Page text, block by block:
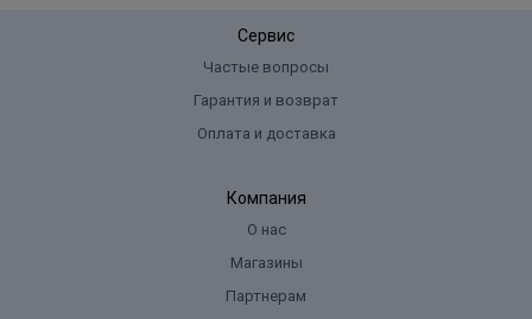
Сервис
Частые вопросы
Гарантия и возврат
Оплата и доставка
Компания
О нас
Магазины
Партнерам